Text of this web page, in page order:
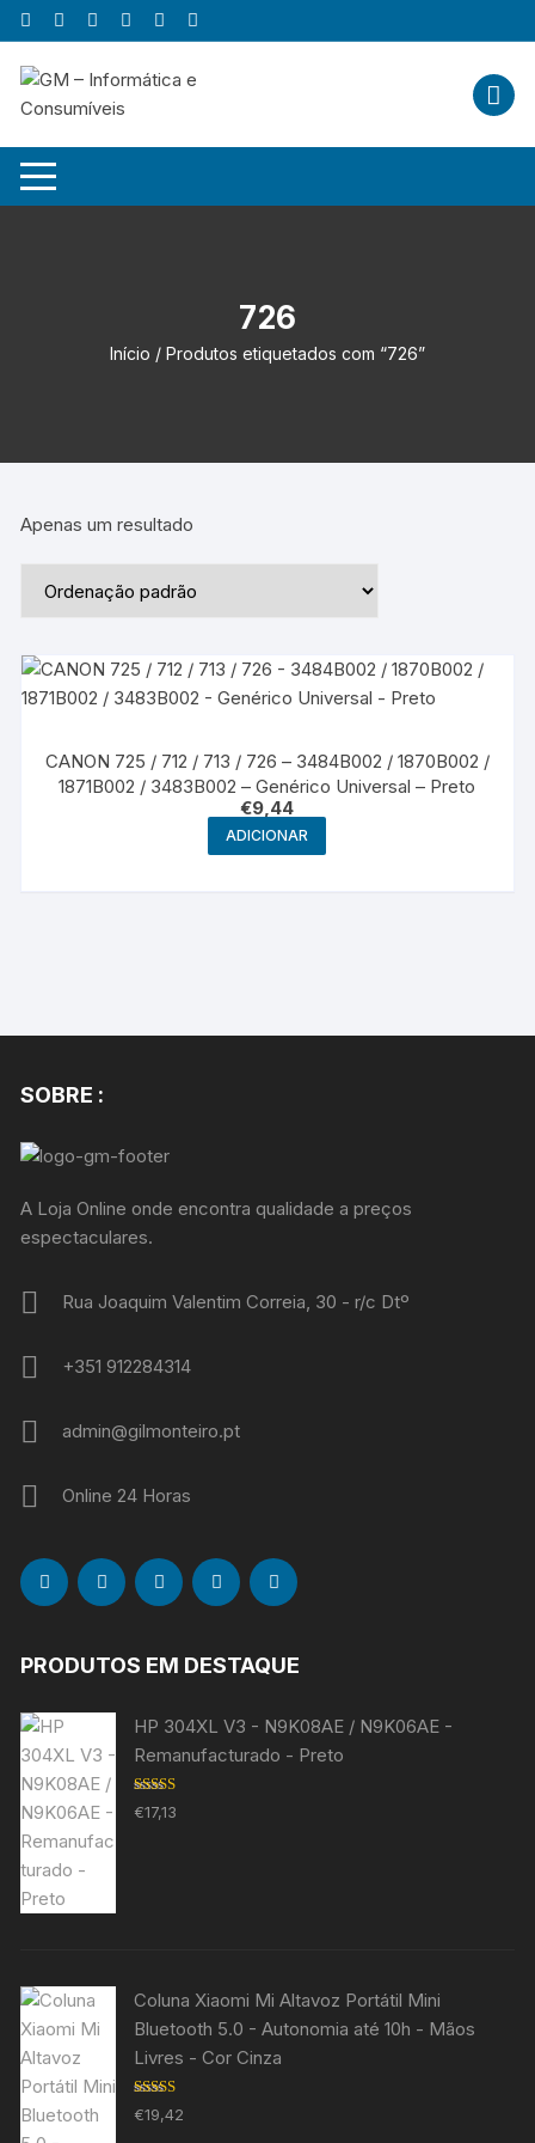
Skip
to
content
726
Início / Produtos etiquetados com “726”
Apenas um resultado
CANON 725 / 712 / 713 / 726 – 3484B002 / 1870B002 /
1871B002 / 3483B002 – Genérico Universal – Preto
€9,44
ADICIONAR
SOBRE :
A Loja Online onde encontra qualidade a preços
espectaculares.
Rua Joaquim Valentim Correia, 30 - r/c Dtº
+351 912284314
admin@gilmonteiro.pt
Online 24 Horas
PRODUTOS EM DESTAQUE
HP 304XL V3 - N9K08AE / N9K06AE -
Remanufacturado - Preto
Avaliação
5.00 de 5
€17,13
Coluna Xiaomi Mi Altavoz Portátil Mini
Bluetooth 5.0 - Autonomia até 10h - Mãos
Livres - Cor Cinza
Avaliação
5.00de 5
€19,42